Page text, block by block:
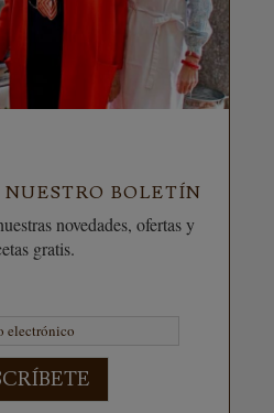
NUESTRO BOLETÍN
novedades, ofertas y
gratis.